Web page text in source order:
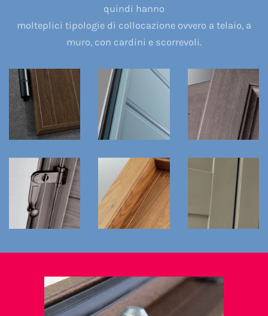
quindi hanno
molteplici tipologie di collocazione ovvero a telaio, a
muro, con cardini e scorrevoli.